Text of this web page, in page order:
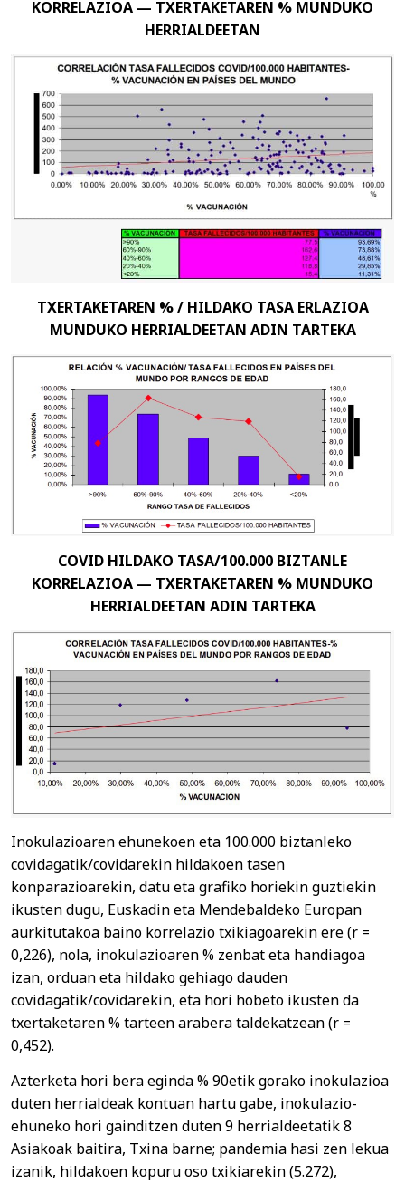
KORRELAZIOA — TXERTAKETAREN % MUNDUKO
HERRIALDEETAN
TXERTAKETAREN % / HILDAKO TASA ERLAZIOA
MUNDUKO HERRIALDEETAN ADIN TARTEKA
COVID HILDAKO TASA/100.000 BIZTANLE
KORRELAZIOA — TXERTAKETAREN % MUNDUKO
HERRIALDEETAN ADIN TARTEKA
Inokulazioaren ehunekoen eta 100.000 biztanleko
covidagatik/covidarekin hildakoen tasen
konparazioarekin, datu eta grafiko horiekin guztiekin
ikusten dugu, Euskadin eta Mendebaldeko Europan
aurkitutakoa baino korrelazio txikiagoarekin ere (r =
0,226), nola, inokulazioaren % zenbat eta handiagoa
izan, orduan eta hildako gehiago dauden
covidagatik/covidarekin, eta hori hobeto ikusten da
txertaketaren % tarteen arabera taldekatzean (r =
0,452).
Azterketa hori bera eginda % 90etik gorako inokulazioa
duten herrialdeak kontuan hartu gabe, inokulazio-
ehuneko hori gainditzen duten 9 herrialdeetatik 8
Asiakoak baitira, Txina barne; pandemia hasi zen lekua
izanik, hildakoen kopuru oso txikiarekin (5.272),